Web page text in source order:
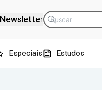
Newsletter
Especiais Estudos